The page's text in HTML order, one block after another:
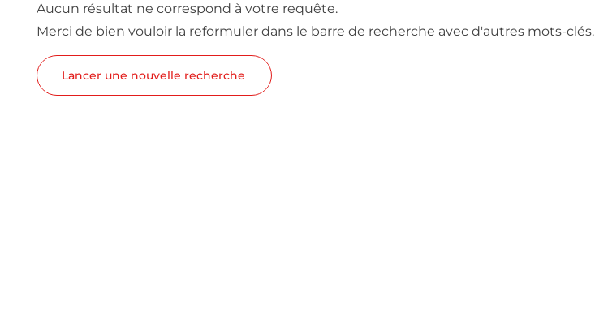
Aucun résultat ne correspond à votre requête.
Merci de bien vouloir la reformuler dans le barre de recherche avec d'autres mots-clés.
Lancer une nouvelle recherche